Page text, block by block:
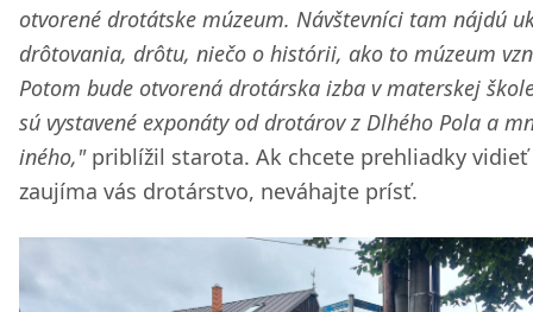
otvorené drotátske múzeum. Návštevníci tam nájdú
drôtovania, drôtu, niečo o histórii, ako to múzeum
Potom bude otvorená drotárska izba v materskej
sú vystavené exponáty od drotárov z Dlhého Pola a
iného,"priblížil starota. Ak chcete prehliadky vidieť
zaujíma vás drotárstvo, neváhajte prísť.